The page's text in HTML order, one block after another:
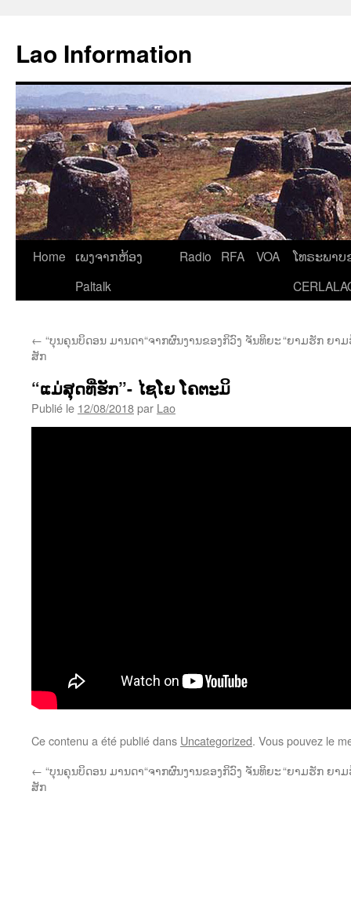
contenu
Lao Information
Home
ເພງຈາກຫ້ອງ
Paltalk
Radio RFA VOA
ໂທຣະພາບ
← “ບຸນຄຸນບິດອນ ມານດາ“ຈາກຜົນງານຂອງກິວົງ ຈັນທິຍະ
ສັກ
“ຍາມຮັກ ຍາມ
“ແມ່ສຸດທີ່ຮັກ”- ໄຊໂຍ ໂຄຕະມິ
Publié le 12/08/2018par Lao
Ce contenu a été publié dans Uncategorized. Vous pouvez le
← “ບຸນຄຸນບິດອນ ມານດາ“ຈາກຜົນງານຂອງກິວົງ ຈັນທິຍະ
ສັກ
“ຍາມຮັກ ຍາມ